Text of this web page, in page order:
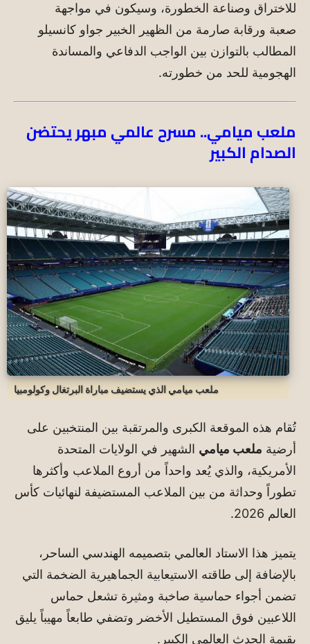
للاختراق وصناعة الخطورة، وسيكون في مواجهة
صعبة ورقابة صارمة من الظهير الخبير جواو كانسيلو
المطالب بالتوازن بين الواجب الدفاعي والمساندة
الهجومية للحد من خطورته.
ملعب ميامي.. مسرح عالمي مبهر يحتضن
الصدام الكبير
ملعب ميامي الذي يستضيف مباراة البرتغال وكولومبيا
تُقام هذه الموقعة الكبرى والمرتقبة بين المنتخبين على
أرضية ملعب ميامي الشهير في الولايات المتحدة
الأمريكية، والذي يُعد واحداً من أروع الملاعب وأكثرها
تطوراً وحداثة من بين الملاعب المستضيفة لنهائيات كأس
العالم 2026.
يتميز هذا الاستاد العالمي بتصميمه الهندسي الساحر،
بالإضافة إلى طاقته الاستيعابية الجماهيرية الضخمة التي
تضمن أجواء حماسية صاخبة ومثيرة تشعل حماس
اللاعبين فوق المستطيل الأخضر وتضفي طابعاً مهيباً يليق
بقيمة الحدث العالمي الكبير.